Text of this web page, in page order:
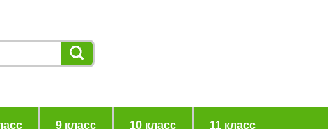
9 класс 10 класс 11 класс